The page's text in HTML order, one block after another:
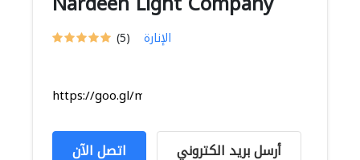
(5) الإنارة
https://goo.gl/maps/vXpPUruUvcZLNyMB9
اتصل الآن أرسل بريد الكتروني